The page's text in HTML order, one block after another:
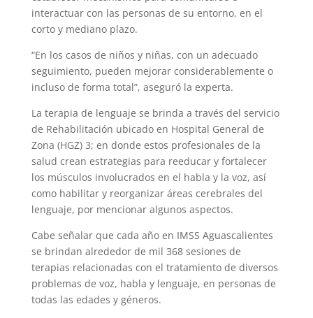
interactuar con las personas de su entorno, en el
corto y mediano plazo.
“En los casos de niños y niñas, con un adecuado
seguimiento, pueden mejorar considerablemente o
incluso de forma total”, aseguró la experta.
La terapia de lenguaje se brinda a través del servicio
de Rehabilitación ubicado en Hospital General de
Zona (HGZ) 3; en donde estos profesionales de la
salud crean estrategias para reeducar y fortalecer
los músculos involucrados en el habla y la voz, así
como habilitar y reorganizar áreas cerebrales del
lenguaje, por mencionar algunos aspectos.
Cabe señalar que cada año en IMSS Aguascalientes
se brindan alrededor de mil 368 sesiones de
terapias relacionadas con el tratamiento de diversos
problemas de voz, habla y lenguaje, en personas de
todas las edades y géneros.